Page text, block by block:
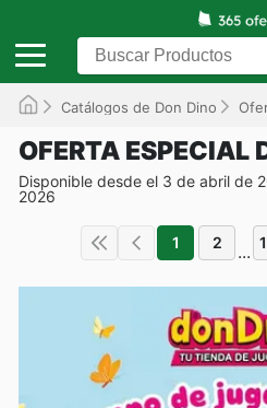
Catálogos de Don Dino
OFERTA ESPECIAL
Disponible desde el 3 de abril de
2026
1 2 ...